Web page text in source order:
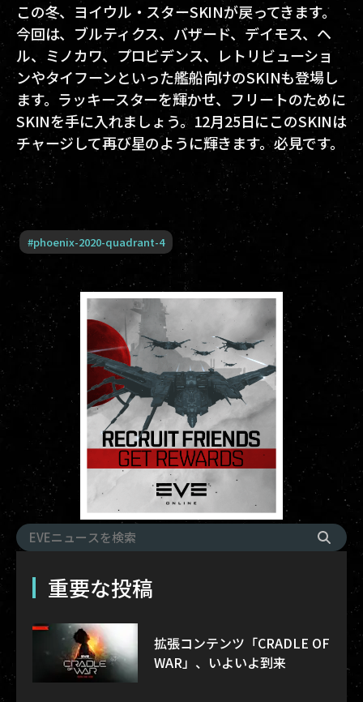
この冬、ヨイウル・スターSKINが戻ってきます。
今回は、ブルティクス、バザード、デイモス、ヘ
ル、ミノカワ、プロビデンス、レトリビューショ
ンやタイフーンといった艦船向けのSKINも登場し
ます。ラッキースターを輝かせ、フリートのために
SKINを手に入れましょう。12月25日にこのSKINは
チャージして再び星のように輝きます。必見です。
#phoenix-2020-quadrant-4
重要な投稿
拡張コンテンツ「CRADLE OF
WAR」、いよいよ到来